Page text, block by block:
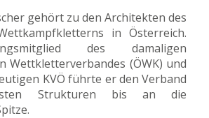
gehört zu den Architekten des
in Österreich.
des damaligen
Wettkletterverbandes (ÖWK) und
KVÖ führte er den Verband
Strukturen bis an die